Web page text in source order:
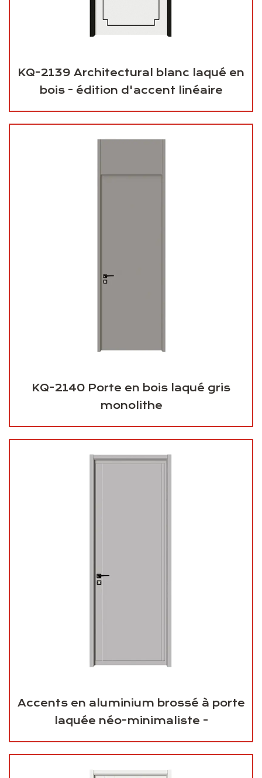
KQ-2139 Architectural blanc laqué en
bois - édition d'accent linéaire
KQ-2140 Porte en bois laqué gris
monolithe
Accents en aluminium brossé à porte
laquée néo-minimaliste -